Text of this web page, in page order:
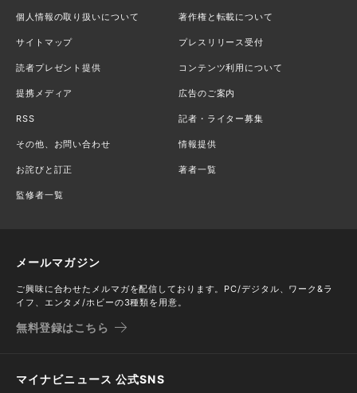
個人情報の取り扱いについて 著作権と転載について
サイトマップ プレスリリース受付
読者プレゼント提供 コンテンツ利用について
提携メディア 広告のご案内
RSS 記者・ライター募集
その他、お問い合わせ 情報提供
お詫びと訂正 著者一覧
監修者一覧
メールマガジン
ご興味に合わせたメルマガを配信しております。PC/デジタル、ワーク&ラ
イフ、エンタメ/ホビーの3種類を用意。
無料登録はこちら
マイナビニュース 公式SNS